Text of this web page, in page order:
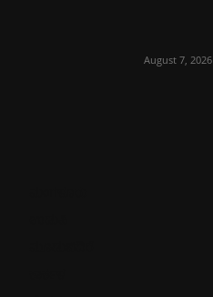
August 7, 2026